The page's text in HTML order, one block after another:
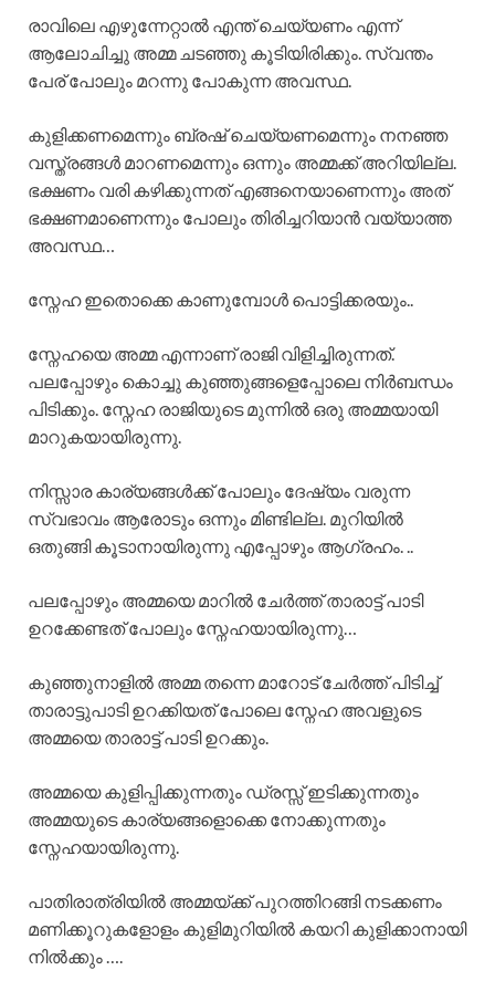
രാവിലെ എഴുന്നേറ്റാൽ എന്ത് ചെയ്യണം എന്ന്
ആലോചിച്ചു അമ്മ ചടഞ്ഞു കൂടിയിരിക്കും. സ്വന്തം
പേര് പോലും മറന്നു പോകുന്ന അവസ്ഥ.
കുളിക്കണമെന്നും ബ്രഷ് ചെയ്യണമെന്നും നനഞ്ഞ
വസ്ത്രങ്ങൾ മാറണമെന്നും ഒന്നും അമ്മക്ക് അറിയില്ല.
ഭക്ഷണം വരി കഴിക്കുന്നത് എങ്ങനെയാണെന്നും അത്
ഭക്ഷണമാണെന്നും പോലും തിരിച്ചറിയാൻ വയ്യാത്ത
അവസ്ഥ…
സ്നേഹ ഇതൊക്കെ കാണുമ്പോൾ പൊട്ടിക്കരയും..
സ്നേഹയെ അമ്മ എന്നാണ് രാജി വിളിച്ചിരുന്നത്.
പലപ്പോഴും കൊച്ചു കുഞ്ഞുങ്ങളെപ്പോലെ നിർബന്ധം
പിടിക്കും. സ്നേഹ രാജിയുടെ മുന്നിൽ ഒരു അമ്മയായി
മാറുകയായിരുന്നു.
നിസ്സാര കാര്യങ്ങൾക്ക് പോലും ദേഷ്യം വരുന്ന
സ്വഭാവം ആരോടും ഒന്നും മിണ്ടില്ല. മുറിയിൽ
ഒതുങ്ങി കൂടാനായിരുന്നു എപ്പോഴും ആഗ്രഹം. ..
പലപ്പോഴും അമ്മയെ മാറിൽ ചേർത്ത് താരാട്ട് പാടി
ഉറക്കേണ്ടത് പോലും സ്നേഹയായിരുന്നു…
കുഞ്ഞുനാളിൽ അമ്മ തന്നെ മാറോട് ചേർത്ത് പിടിച്ച്
താരാട്ടുപാടി ഉറക്കിയത് പോലെ സ്നേഹ അവളുടെ
അമ്മയെ താരാട്ട് പാടി ഉറക്കും.
അമ്മയെ കുളിപ്പിക്കുന്നതും ഡ്രസ്സ്‌ ഇടിക്കുന്നതും
അമ്മയുടെ കാര്യങ്ങളൊക്കെ നോക്കുന്നതും
സ്നേഹയായിരുന്നു.
പാതിരാത്രിയിൽ അമ്മയ്ക്ക് പുറത്തിറങ്ങി നടക്കണം
മണിക്കൂറുകളോളം കുളിമുറിയിൽ കയറി കുളിക്കാനായി
നിൽക്കും ….